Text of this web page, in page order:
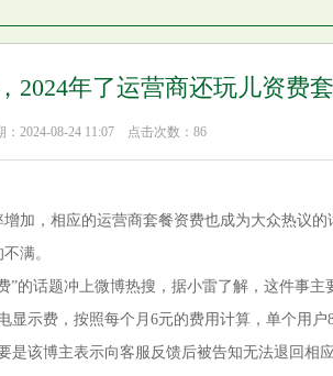
2024年了运营商还玩儿资费
：2024-08-24 11:07 点击次数：86
加，相应的运营商套餐资费也成为大众热议的
满。
”的话题冲上微博热搜，据小雷了解，这件事主
显示费，按照每个月6元的费用计算，单个用户
是该博主表示向客服反馈后被告知无法退回相